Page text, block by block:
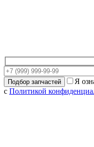
Я
с Политикой